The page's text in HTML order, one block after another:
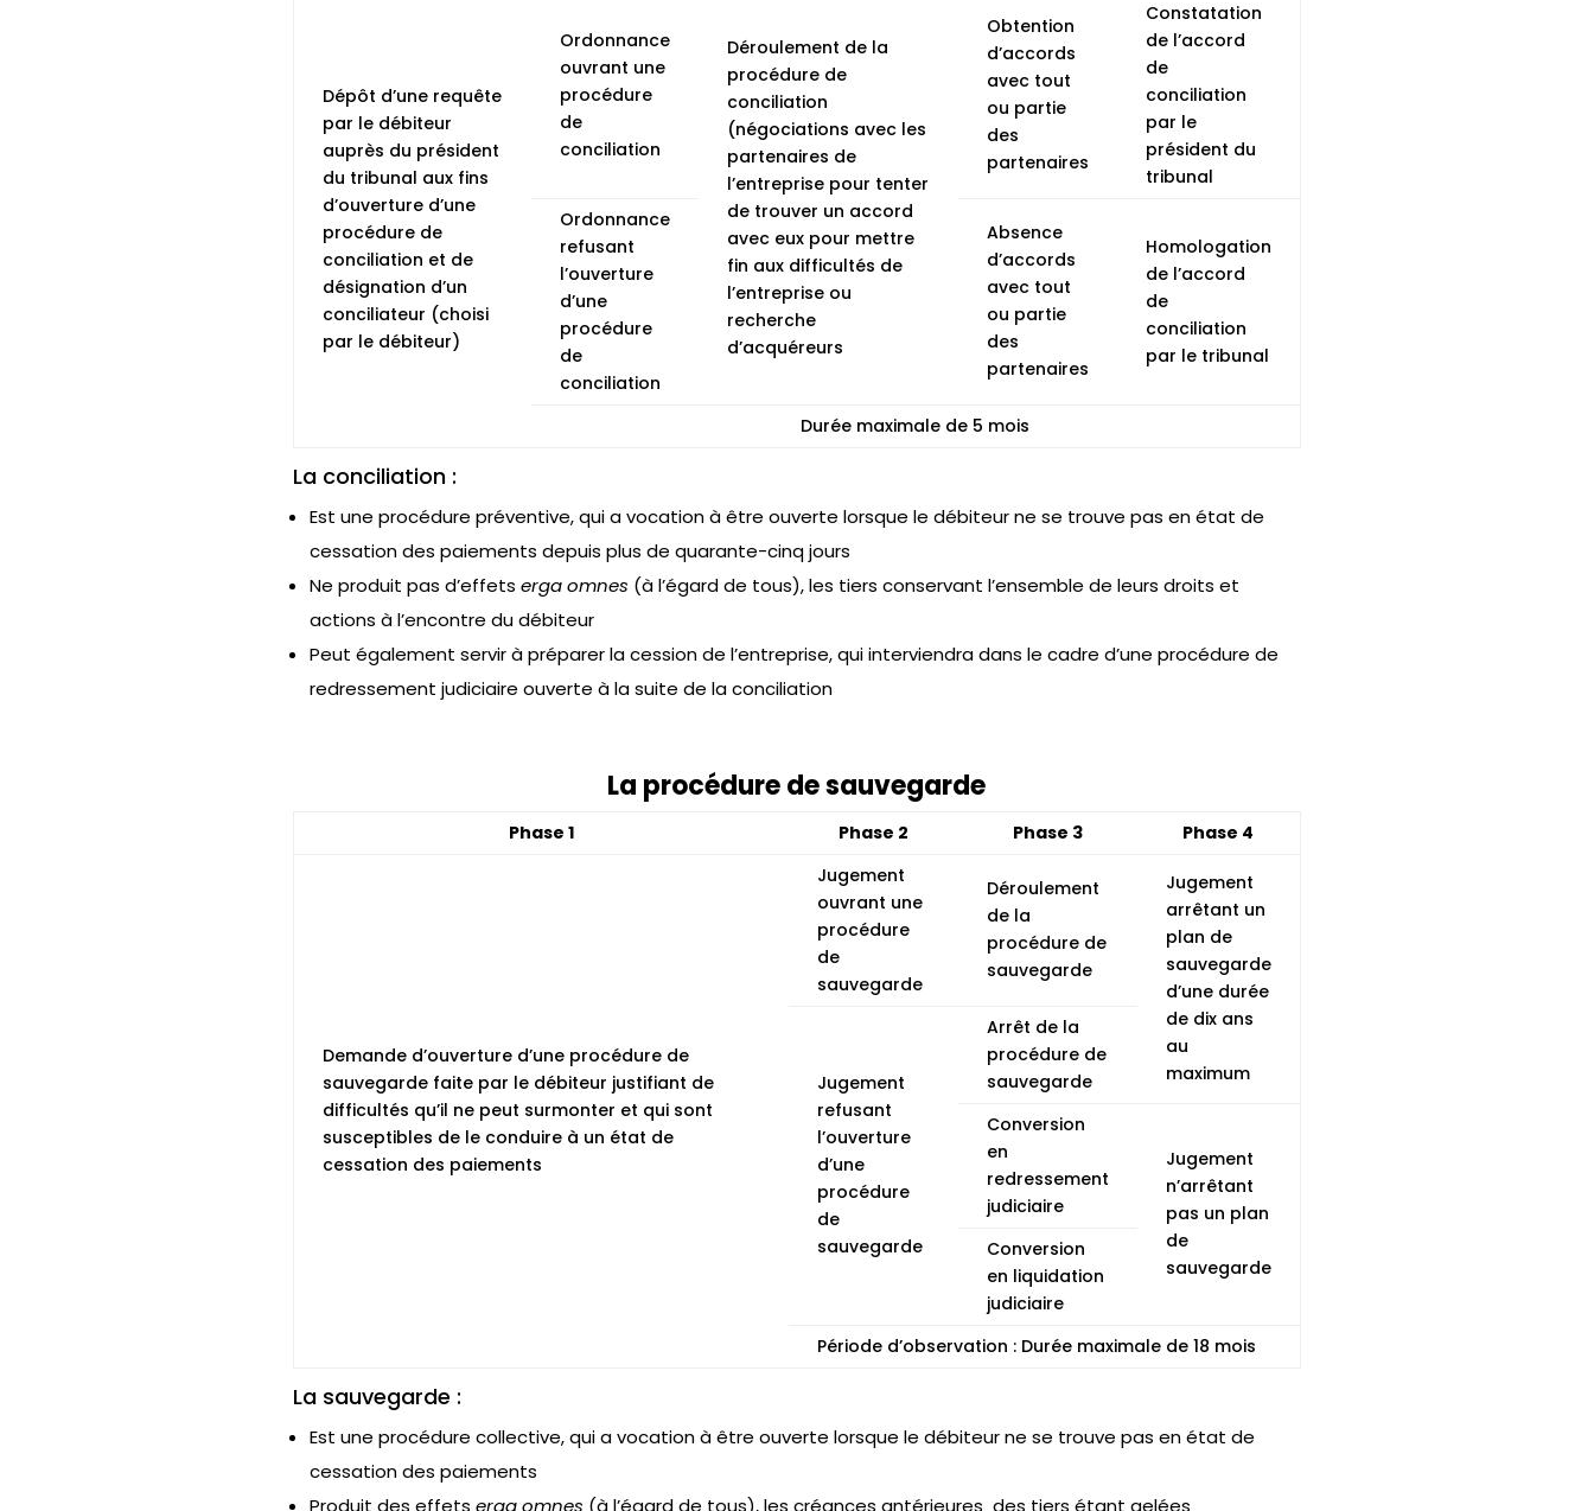
Dépôt d’une requête
par le débiteur
auprès du président
du tribunal aux fins
d’ouverture d’une
procédure de
conciliation et de
désignation d’un
conciliateur (choisi
par le débiteur)
Ordonnance
ouvrant une
procédure
de
conciliation
Déroulement de la
procédure de
conciliation
(négociations avec les
partenaires de
l’entreprise pour tenter
de trouver un accord
avec eux pour mettre
fin aux difficultés de
l’entreprise ou
recherche
d’acquéreurs
Obtention
d’accords
avec tout
ou partie
des
partenaires
Constatation
de l’accord
de
conciliation
par le
président du
tribunal
Ordonnance
refusant
l’ouverture
d’une
procédure
de
conciliation
Absence
d’accords
avec tout
ou partie
des
partenaires
Homologation
de l’accord
de
conciliation
par le tribunal
Durée maximale de 5 mois
La conciliation :
Est une procédure préventive, qui a vocation à être ouverte lorsque le débiteur ne se trouve pas en état de
cessation des paiements depuis plus de quarante-cinq jours
Ne produit pas d’effets ergaomnes (à l’égard de tous), les tiers conservant l’ensemble de leurs droits et
actions à l’encontre du débiteur
Peut également servir à préparer la cession de l’entreprise, qui interviendra dans le cadre d’une procédure de
redressement judiciaire ouverte à la suite de la conciliation
La procédure de sauvegarde
Phase 1 Phase 2 Phase 3 Phase 4
Demande d’ouverture d’une procédure de
sauvegarde faite par le débiteur justifiant de
difficultés qu’il ne peut surmonter et qui sont
susceptibles de le conduire à un état de
cessation des paiements
Jugement
ouvrant une
procédure
de
sauvegarde
Déroulement
de la
procédure de
sauvegarde
Jugement
arrêtant un
plan de
sauvegarde
d’une durée
de dix ans
au
maximum
Jugement
refusant
l’ouverture
d’une
procédure
de
sauvegarde
Arrêt de la
procédure de
sauvegarde
Conversion
en
redressement
judiciaire
Jugement
n’arrêtant
pas un plan
de
sauvegarde
Conversion
en liquidation
judiciaire
Période d’observation : Durée maximale de 18 mois
La sauvegarde :
Est une procédure collective, qui a vocation à être ouverte lorsque le débiteur ne se trouve pas en état de
cessation des paiements
Produit des effets ergaomnes (à l’égard de tous), les créances antérieures des tiers étant gelées